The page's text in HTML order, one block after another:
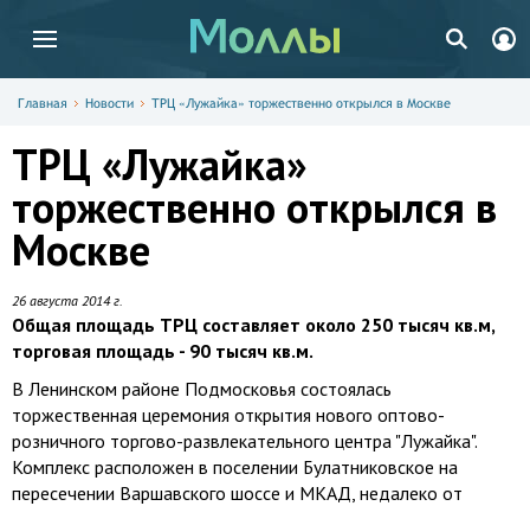
Главная Новости ТРЦ «Лужайка» торжественно открылся в Москве
ТРЦ «Лужайка»
торжественно открылся в
Москве
26 августа 2014 г.
Общая площадь ТРЦ составляет около 250 тысяч кв.м,
торговая площадь - 90 тысяч кв.м.
В Ленинском районе Подмосковья состоялась
торжественная церемония открытия нового оптово-
розничного торгово-развлекательного центра "Лужайка".
Комплекс расположен в поселении Булатниковское на
пересечении Варшавского шоссе и МКАД, недалеко от